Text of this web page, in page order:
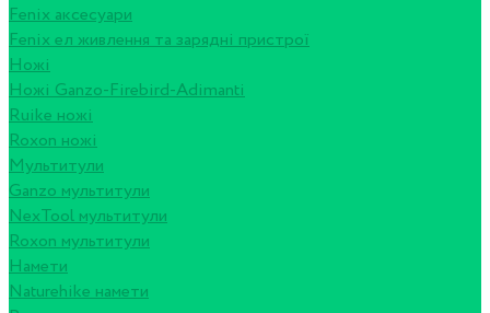
Fenix аксесуари
Fenix ел живлення та зарядні пристрої
Ножі
Ножі Ganzo-Firebird-Adimanti
Ruike ножі
Roxon ножi
Мультитули
Ganzo мультитули
NexTool мультитули
Roxon мультитули
Намети
Naturehike намети